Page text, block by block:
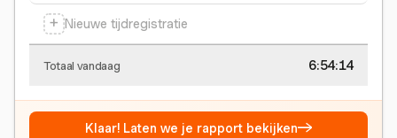
+ Nieuwe tijdregistratie
Totaal vandaag 6:54:15
Klaar! Laten we je rapport bekijken→